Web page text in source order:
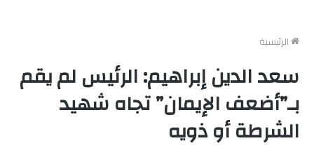
الرئيسية
سعد الدين إبراهيم: الرئيس لم يقم
بـ”أضعف الإيمان” تجاه شهيد
الشرطة أو ذويه